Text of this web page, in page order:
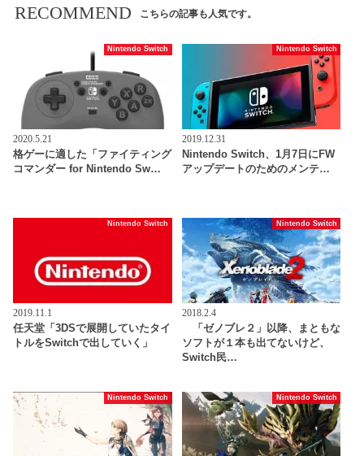
RECOMMEND こちらの記事も人気です。
Nintendo Switch
2020.5.21
格ゲーに適した「ファイティング
コマンダー for Nintendo Sw…
Nintendo Switch
2019.12.31
Nintendo Switch、1月7日にFW
アップデートのためのメンテ…
Nintendo Switch
2019.11.1
任天堂「3DSで展開していたタイ
トルをSwitchで出していく」
Nintendo Switch
2018.2.4
「ゼノブレ２」以降、まともな
ソフトが１本も出てないけど、
Switch民…
Nintendo Switch Nintendo Switch